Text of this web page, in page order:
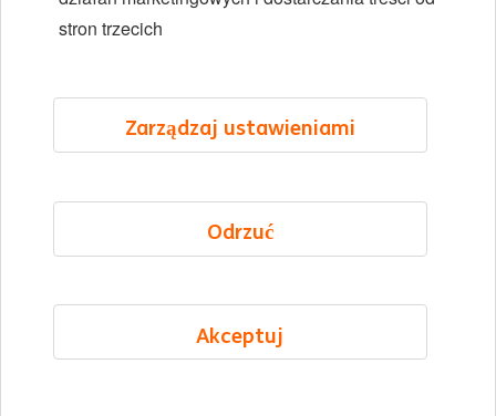
LinkedIn YouTube
Mapa strony
Oświadczenie o plikach cookie
Cookie management
stron trzecich
Akceptuj
Odrzuć
Zarządzaj ustawieniami